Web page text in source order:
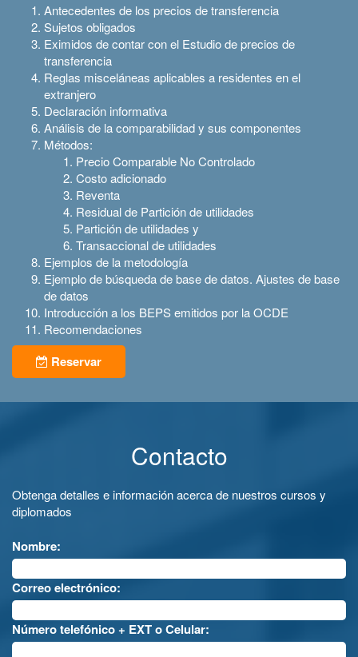
Antecedentes de los precios de transferencia
Sujetos obligados
Eximidos de contar con el Estudio de precios de
transferencia
Reglas misceláneas aplicables a residentes en el
extranjero
Declaración informativa
Análisis de la comparabilidad y sus componentes
Métodos:
Precio Comparable No Controlado
Costo adicionado
Reventa
Residual de Partición de utilidades
Partición de utilidades y
Transaccional de utilidades
Ejemplos de la metodología
Ejemplo de búsqueda de base de datos. Ajustes de base
de datos
Introducción a los BEPS emitidos por la OCDE
Recomendaciones
Reservar
Contacto
Obtenga detalles e información acerca de nuestros cursos y
diplomados
Nombre:
Correo electrónico:
Número telefónico + EXT o Celular: